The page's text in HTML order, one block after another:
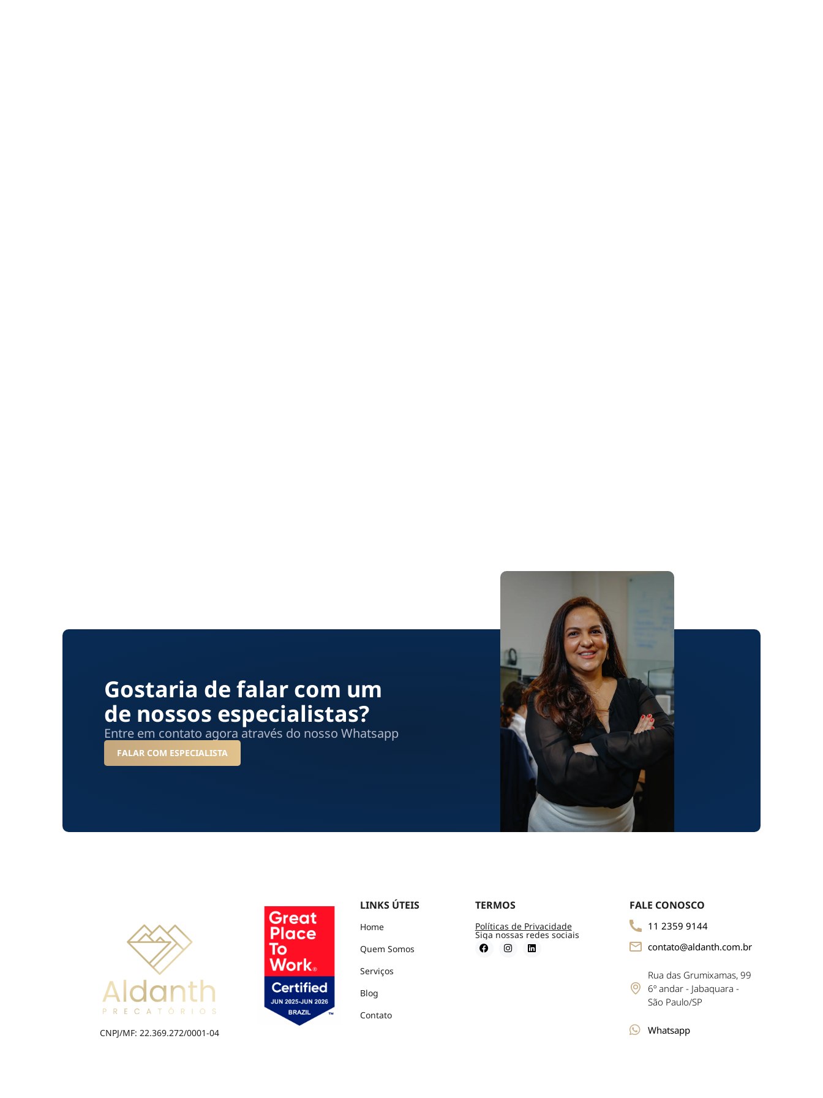
Gostaria de falar com um
de nossos especialistas?
Entre em contato agora através do nosso Whatsapp
FALAR COM ESPECIALISTA
CNPJ/MF: 22.369.272/0001-04
LINKS ÚTEIS
Home
Quem Somos
Serviços
Blog
Contato
TERMOS
Políticas de Privacidade
Siga nossas redes sociais
FALE CONOSCO
11 2359 9144
contato@aldanth.com.br
Rua das Grumixamas, 99
6º andar - Jabaquara -
São Paulo/SP
Whatsapp